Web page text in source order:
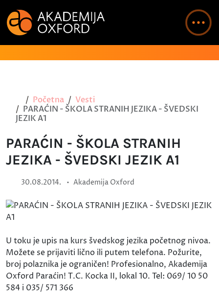
Početna
Vesti
PARAĆIN - ŠKOLA STRANIH JEZIKA - ŠVEDSKI
JEZIK A1
PARAĆIN - ŠKOLA STRANIH
JEZIKA - ŠVEDSKI JEZIK A1
30.08.2014. • Akademija Oxford
U toku je upis na kurs švedskog jezika početnog nivoa.
Možete se prijaviti lično ili putem telefona. Požurite,
broj polaznika je ograničen! Profesionalno, Akademija
Oxford Paraćin! T.C. Kocka II, lokal 10. Tel: 069/ 10 50
584 i 035/ 571 366